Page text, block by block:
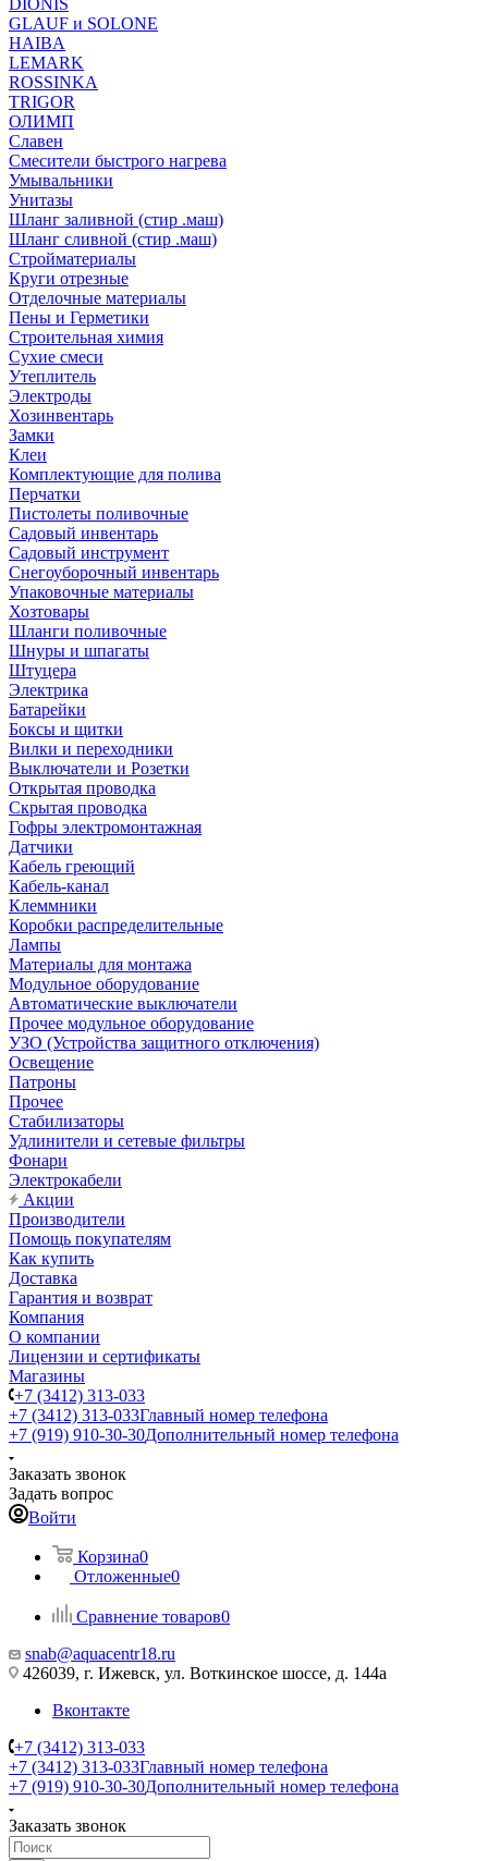
DIONIS
GLAUF и SOLONE
HAIBA
LEMARK
ROSSINKA
TRIGOR
ОЛИМП
Славен
Смесители быстрого нагрева
Умывальники
Унитазы
Шланг заливной (стир .маш)
Шланг сливной (стир .маш)
Стройматериалы
Круги отрезные
Отделочные материалы
Пены и Герметики
Строительная химия
Сухие смеси
Утеплитель
Электроды
Хозинвентарь
Замки
Клеи
Комплектующие для полива
Перчатки
Пистолеты поливочные
Садовый инвентарь
Садовый инструмент
Снегоуборочный инвентарь
Упаковочные материалы
Хозтовары
Шланги поливочные
Шнуры и шпагаты
Штуцера
Электрика
Батарейки
Боксы и щитки
Вилки и переходники
Выключатели и Розетки
Открытая проводка
Скрытая проводка
Гофры электромонтажная
Датчики
Кабель греющий
Кабель-канал
Клеммники
Коробки распределительные
Лампы
Материалы для монтажа
Модульное оборудование
Автоматические выключатели
Прочее модульное оборудование
УЗО (Устройства защитного отключения)
Освещение
Патроны
Прочее
Стабилизаторы
Удлинители и сетевые фильтры
Фонари
Электрокабели
Акции
Производители
Помощь покупателям
Как купить
Доставка
Гарантия и возврат
Компания
О компании
Лицензии и сертификаты
Магазины
+7 (3412) 313-033
+7 (3412) 313-033Главный номер телефона
+7 (919) 910-30-30Дополнительный номер телефона
Заказать звонок
Задать вопрос
Войти
Корзина0
Отложенные0
Сравнение товаров0
snab@aquacentr18.ru
426039, г. Ижевск, ул. Воткинское шоссе, д. 144а
Вконтакте
+7 (3412) 313-033
+7 (3412) 313-033Главный номер телефона
+7 (919) 910-30-30Дополнительный номер телефона
Заказать звонок